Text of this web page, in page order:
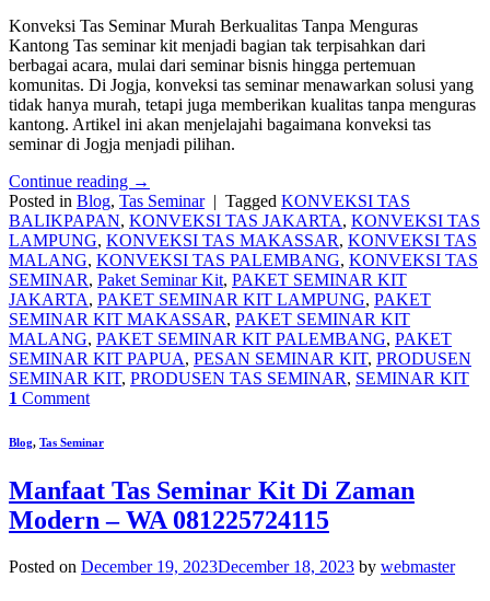
Konveksi Tas Seminar Murah Berkualitas Tanpa Menguras
Kantong Tas seminar kit menjadi bagian tak terpisahkan dari
berbagai acara, mulai dari seminar bisnis hingga pertemuan
komunitas. Di Jogja, konveksi tas seminar menawarkan solusi yang
tidak hanya murah, tetapi juga memberikan kualitas tanpa menguras
kantong. Artikel ini akan menjelajahi bagaimana konveksi tas
seminar di Jogja menjadi pilihan.
Continue reading →
Posted in Blog, Tas Seminar | Tagged KONVEKSI TAS
BALIKPAPAN, KONVEKSI TAS JAKARTA, KONVEKSI TAS
LAMPUNG, KONVEKSI TAS MAKASSAR, KONVEKSI TAS
MALANG, KONVEKSI TAS PALEMBANG, KONVEKSI TAS
SEMINAR, Paket Seminar Kit, PAKET SEMINAR KIT
JAKARTA, PAKET SEMINAR KIT LAMPUNG, PAKET
SEMINAR KIT MAKASSAR, PAKET SEMINAR KIT
MALANG, PAKET SEMINAR KIT PALEMBANG, PAKET
SEMINAR KIT PAPUA, PESAN SEMINAR KIT, PRODUSEN
SEMINAR KIT, PRODUSEN TAS SEMINAR, SEMINAR KIT
1 Comment
Blog, Tas Seminar
Manfaat Tas Seminar Kit Di Zaman
Modern – WA 081225724115
Posted on December 19, 2023December 18, 2023 by webmaster